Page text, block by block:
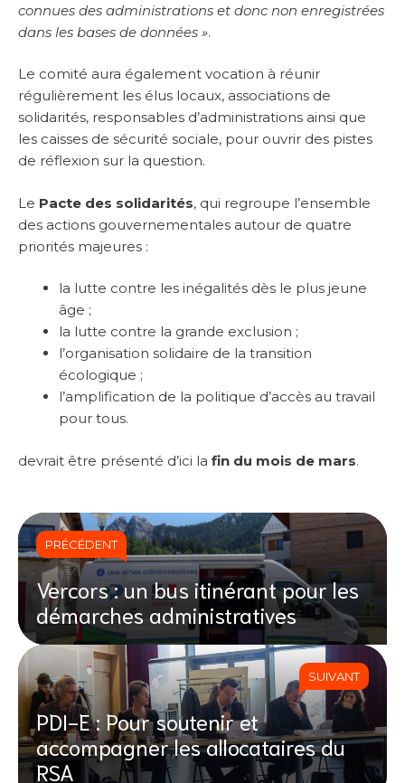
connues des administrations et donc non enregistrées
dans les bases de données ».
Le comité aura également vocation à réunir
régulièrement les élus locaux, associations de
solidarités, responsables d’administrations ainsi que
les caisses de sécurité sociale, pour ouvrir des pistes
de réflexion sur la question.
Le Pacte des solidarités, qui regroupe l’ensemble
des actions gouvernementales autour de quatre
priorités majeures :
la lutte contre les inégalités dès le plus jeune
âge ;
la lutte contre la grande exclusion ;
l’organisation solidaire de la transition
écologique ;
l’amplification de la politique d’accès au travail
pour tous.
devrait être présenté d’ici la fin du mois de mars.
PRÉCÉDENT
Vercors : un bus itinérant pour les
démarches administratives
SUIVANT
PDI-E : Pour soutenir et
accompagner les allocataires du
RSA